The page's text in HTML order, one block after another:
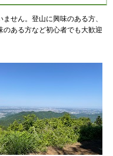
せん。登山に興味のある方、
ある方など初心者でも大歓迎